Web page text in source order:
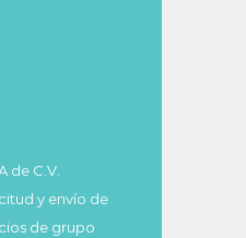
de C.V.
y envío de
de grupo